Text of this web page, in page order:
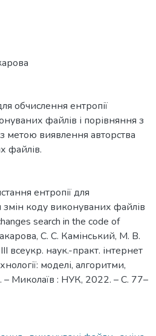
обчислення ентропії
файлів і порівняння з
виявлення авторства
файлів.
ентропії для
коду виконуваних файлів
search in the code of
С. С. Камінський, М. В.
всеукр. наук.-практ. інтернет
моделі, алгоритми,
– Миколаїв : НУК, 2022. – С. 77–